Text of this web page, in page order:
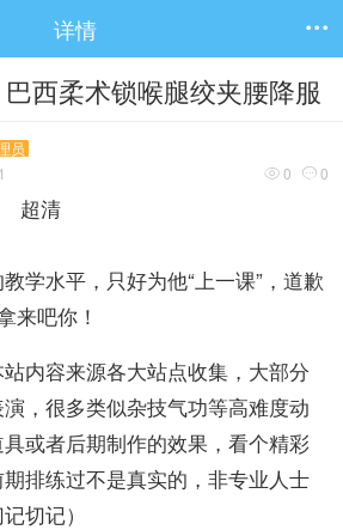
详情 
巴西柔术锁喉腿绞夹腰降服
员
 0  0
超清
学水平，只好为他“上一课”，道歉
来吧你！
站内容来源各大站点收集，大部分
，很多类似杂技气功等高难度动
或者后期制作的效果，看个精彩
排练过不是真实的，非专业人士
切记）